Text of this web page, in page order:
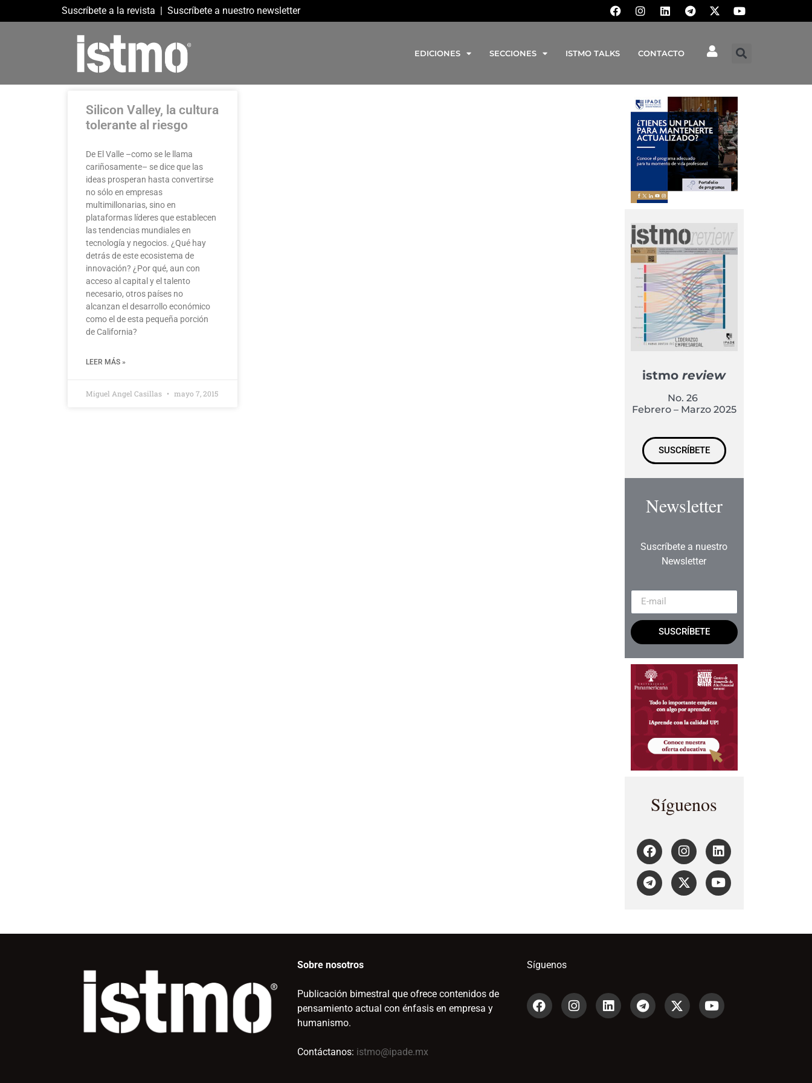
Suscríbete a la revista | Suscríbete a nuestro newsletter
EDICIONES SECCIONES ISTMO TALKS CONTACTO
Silicon Valley, la cultura
tolerante al riesgo
De El Valle –como se le llama
cariñosamente– se dice que las
ideas prosperan hasta convertirse
no sólo en empresas
multimillonarias, sino en
plataformas líderes que establecen
las tendencias mundiales en
tecnología y negocios. ¿Qué hay
detrás de este ecosistema de
innovación? ¿Por qué, aun con
acceso al capital y el talento
necesario, otros países no
alcanzan el desarrollo económico
como el de esta pequeña porción
de California?
LEER MÁS »
Miguel Angel Casillas mayo 7, 2015
istmoreview
No. 26
Febrero – Marzo 2025
SUSCRÍBETE
Newsletter
Suscríbete a nuestro
Newsletter
SUSCRÍBETE
Síguenos
Sobre nosotros
Publicación bimestral que ofrece contenidos de
pensamiento actual con énfasis en empresa y
humanismo.
Contáctanos: istmo@ipade.mx
Síguenos